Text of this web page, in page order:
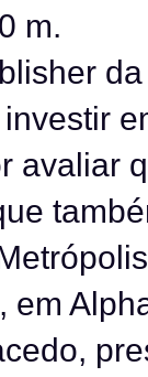
m.
avaliar
em